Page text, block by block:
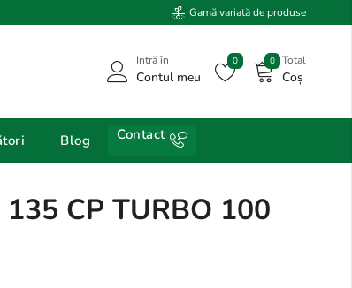
Gamă variată de produse
Intră în
Contul meu
0 Total
Coș
0
Blog Contact
CP TURBO 100